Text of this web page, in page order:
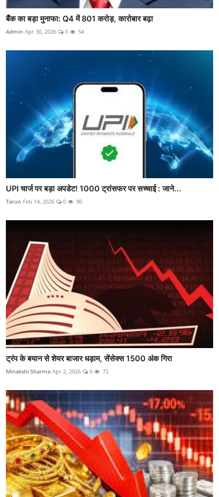
बैंक का बड़ा मुनाफा: Q4 में 801 करोड़, कारोबार बढ़ा
Admin Apr 30, 2026 0 54
UPI चार्ज पर बड़ा अपडेट! 1000 ट्रांसफर पर सच्चाई : जाने...
Tarun Feb 14, 2026 0 90
ट्रंप के बयान से शेयर बाजार धड़ाम, सेंसेक्स 1500 अंक गिरा
Minakshi Sharma Apr 2, 2026 0 72